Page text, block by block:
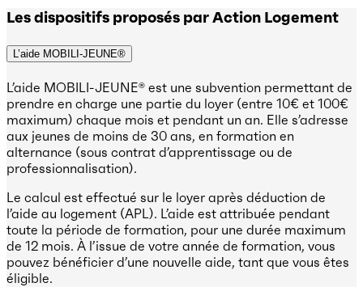
Les dispositifs proposés par Action Logement
L’aide MOBILI-JEUNE®
L’aide MOBILI-JEUNE® est une subvention permettant de
prendre en charge une partie du loyer (entre 10€ et 100€
maximum) chaque mois et pendant un an. Elle s’adresse
aux jeunes de moins de 30 ans, en formation en
alternance (sous contrat d’apprentissage ou de
professionnalisation).
Le calcul est effectué sur le loyer après déduction de
l’aide au logement (APL). L’aide est attribuée pendant
toute la période de formation, pour une durée maximum
de 12 mois. À l’issue de votre année de formation, vous
pouvez bénéficier d’une nouvelle aide, tant que vous êtes
éligible.